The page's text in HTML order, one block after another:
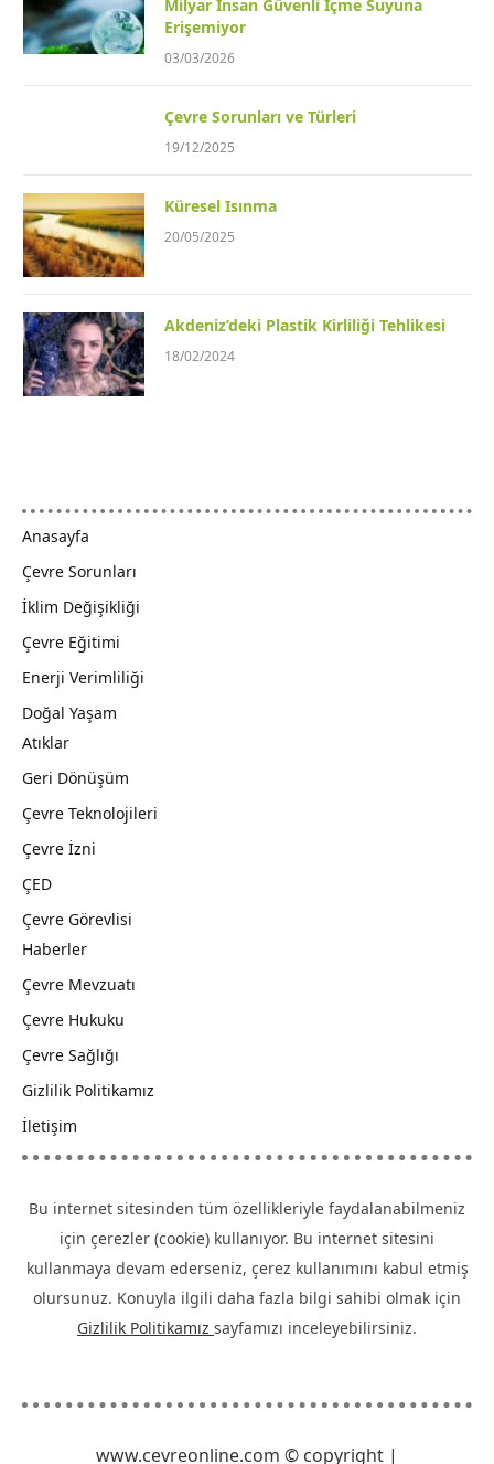
Milyar İnsan Güvenli İçme Suyuna
Erişemiyor
03/03/2026
Çevre Sorunları ve Türleri
19/12/2025
Küresel Isınma
20/05/2025
Akdeniz’deki Plastik Kirliliği Tehlikesi
18/02/2024
Anasayfa
Çevre Sorunları
İklim Değişikliği
Çevre Eğitimi
Enerji Verimliliği
Doğal Yaşam
Atıklar
Geri Dönüşüm
Çevre Teknolojileri
Çevre İzni
ÇED
Çevre Görevlisi
Haberler
Çevre Mevzuatı
Çevre Hukuku
Çevre Sağlığı
Gizlilik Politikamız
İletişim
Bu internet sitesinden tüm özellikleriyle faydalanabilmeniz
için çerezler (cookie) kullanıyor. Bu internet sitesini
kullanmaya devam ederseniz, çerez kullanımını kabul etmiş
olursunuz. Konuyla ilgili daha fazla bilgi sahibi olmak için
Gizlilik Politikamız sayfamızı inceleyebilirsiniz.
www.cevreonline.com © copyright |